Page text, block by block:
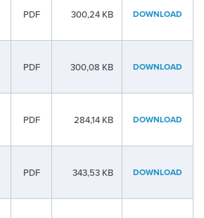
PDF 300,24 KB DOWNLOAD
PDF 300,08 KB DOWNLOAD
PDF 284,14 KB DOWNLOAD
PDF 343,53 KB DOWNLOAD